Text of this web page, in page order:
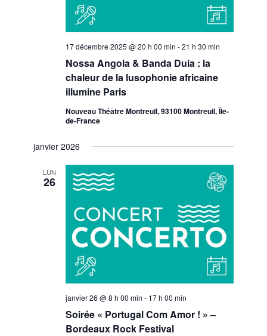
Nossa Angola & Banda Duia : la
chaleur de la lusophonie africaine
illumine Paris
17 décembre 2025 @ 20 h 00 min -21 h 30 min
Nouveau Théâtre Montreuil, 93100 Montreuil, Île-
de-France
janvier 2026
LUN
26
Soirée « Portugal Com Amor ! » –
Bordeaux Rock Festival
janvier 26 @ 8 h 00 min - 17 h 00 min